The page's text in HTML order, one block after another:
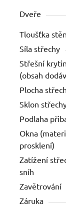
Dveře
Tloušťka
Síla střechy
Střešní
(obsah
Plocha
Sklon
Podlaha
Okna
prosklení)
Zatížení
sníh
Zavětrování
Záruka